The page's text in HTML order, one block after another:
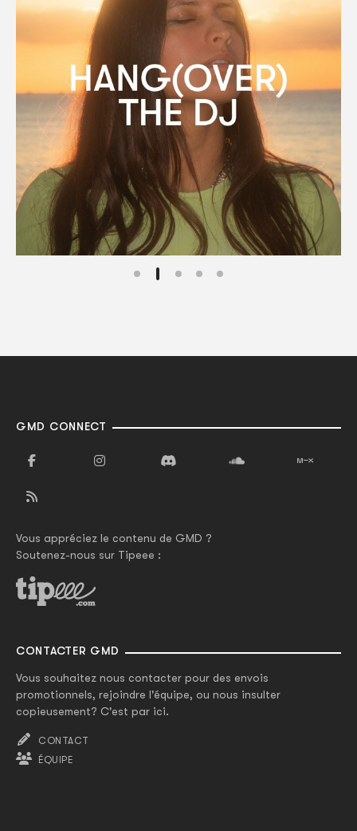
GMD CONNECT
Vous appréciez le contenu de GMD ?
Soutenez-nous sur Tipeee :
CONTACTER GMD
Vous souhaitez nous contacter pour des envois
promotionnels, rejoindre l'équipe, ou nous insulter
copieusement? C'est par ici.
CONTACT
ÉQUIPE